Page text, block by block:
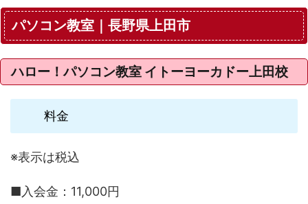
パソコン教室｜長野県上田市
ハロー！パソコン教室 イトーヨーカドー上田校
料金
※表示は税込
■入会金：11,000円